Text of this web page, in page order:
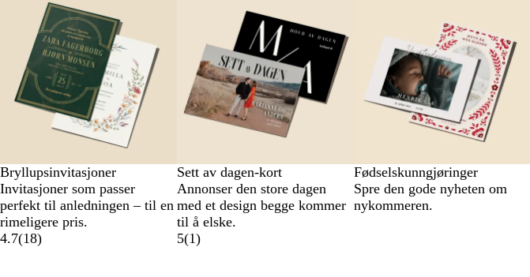
Bryllupsinvitasjoner
Invitasjoner som passer
perfekt til anledningen – til en
rimeligere pris.
4.7(18)
Sett av dagen-kort
Annonser den store dagen
med et design begge kommer
til å elske.
5(1)
Fødselskunngjøringer
Spre den gode nyheten om
nykommeren.